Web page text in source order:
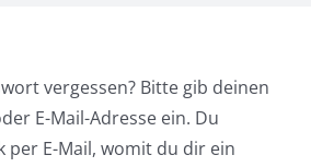
vergessen? Bitte gib deinen
E-Mail-Adresse ein. Du
per E-Mail, womit du dir ein